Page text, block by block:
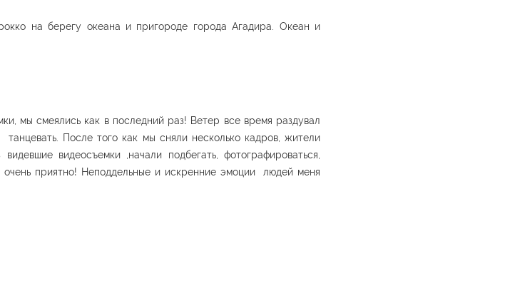
на берегу океана и пригороде города Агадира. Океан и
мы смеялись как в последний раз! Ветер все время раздувал
После того как мы сняли несколько кадров, жители
видеосъемки ,начали подбегать, фотографироваться,
очень приятно! Неподдельные и искренние эмоции людей меня